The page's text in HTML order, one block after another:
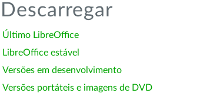
Descarregar
Último LibreOffice
LibreOffice estável
Versões em desenvolvimento
Versões portáteis e imagens de DVD